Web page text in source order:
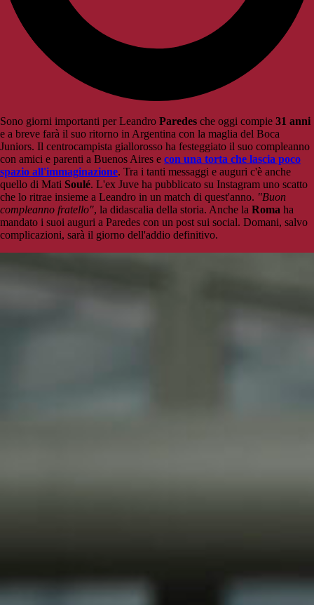
Sono giorni importanti per Leandro Paredes che oggi compie 31 anni
e a breve farà il suo ritorno in Argentina con la maglia del Boca
Juniors. Il centrocampista giallorosso ha festeggiato il suo compleanno
con amici e parenti a Buenos Aires e con una torta che lascia poco
spazio all'immaginazione. Tra i tanti messaggi e auguri c'è anche
quello di Mati Soulé. L'ex Juve ha pubblicato su Instagram uno scatto
che lo ritrae insieme a Leandro in un match di quest'anno. "Buon
compleanno fratello", la didascalia della storia. Anche la Roma ha
mandato i suoi auguri a Paredes con un post sui social. Domani, salvo
complicazioni, sarà il giorno dell'addio definitivo.